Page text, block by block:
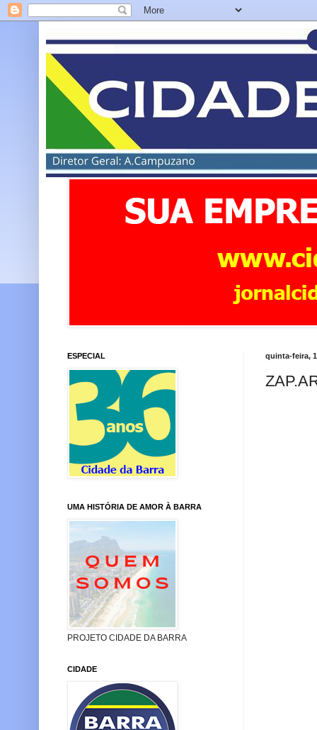
quinta-feira,
ESPECIAL
UMA HISTÓRIA DE AMOR À BARRA
PROJETO CIDADE DA BARRA
CIDADE